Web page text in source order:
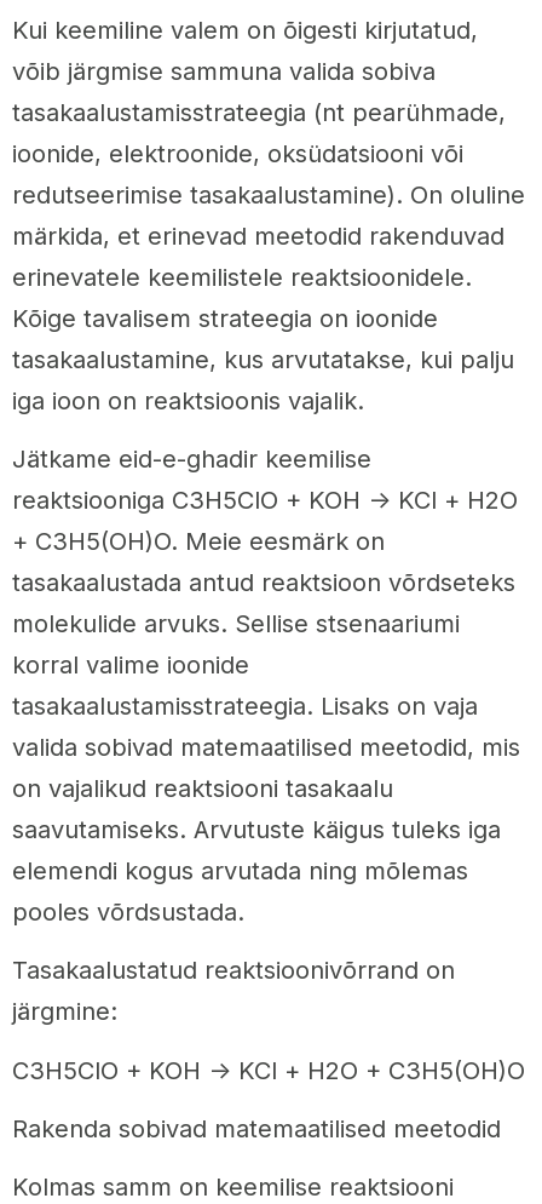
Kui keemiline valem on õigesti kirjutatud,
võib järgmise sammuna valida sobiva
tasakaalustamisstrateegia (nt pearühmade,
ioonide, elektroonide, oksüdatsiooni või
redutseerimise tasakaalustamine). On oluline
märkida, et erinevad meetodid rakenduvad
erinevatele keemilistele reaktsioonidele.
Kõige tavalisem strateegia on ioonide
tasakaalustamine, kus arvutatakse, kui palju
iga ioon on reaktsioonis vajalik.
Jätkame eid-e-ghadir keemilise
reaktsiooniga C3H5ClO + KOH -> KCl + H2O
+ C3H5(OH)O. Meie eesmärk on
tasakaalustada antud reaktsioon võrdseteks
molekulide arvuks. Sellise stsenaariumi
korral valime ioonide
tasakaalustamisstrateegia. Lisaks on vaja
valida sobivad matemaatilised meetodid, mis
on vajalikud reaktsiooni tasakaalu
saavutamiseks. Arvutuste käigus tuleks iga
elemendi kogus arvutada ning mõlemas
pooles võrdsustada.
Tasakaalustatud reaktsioonivõrrand on
järgmine:
C3H5ClO + KOH -> KCl + H2O + C3H5(OH)O
Rakenda sobivad matemaatilised meetodid
Kolmas samm on keemilise reaktsiooni